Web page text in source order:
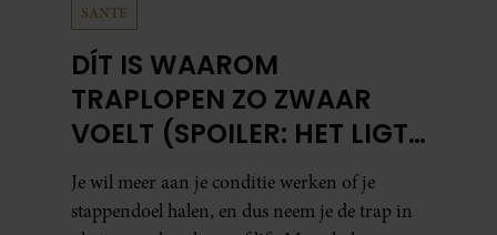
SANTE
DÍT IS WAAROM
TRAPLOPEN ZO ZWAAR
VOELT (SPOILER: HET LIGT
NIET AAN JE CONDITIE)
Je wil meer aan je conditie werken of je
stappendoel halen, en dus neem je de trap in